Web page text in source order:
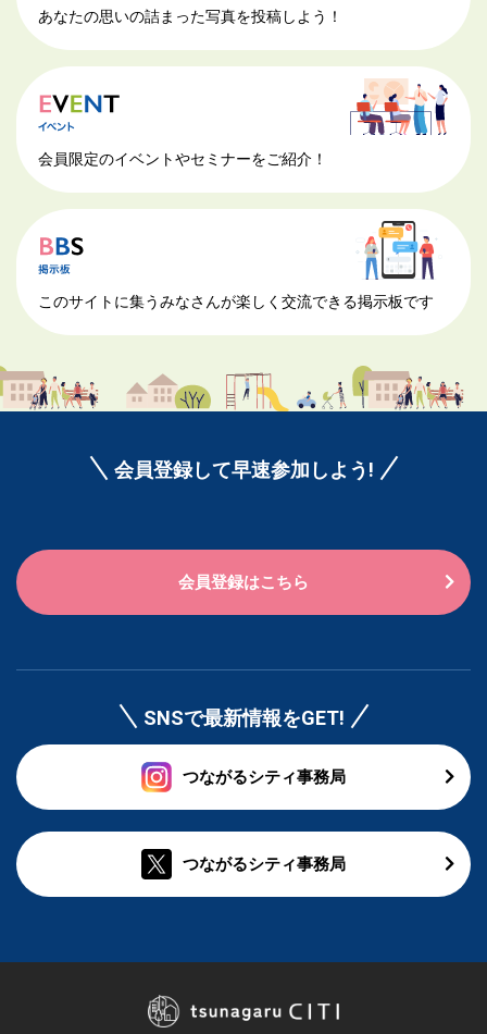
あなたの思いの詰まった写真を投稿しよう！
会員限定のイベントやセミナーをご紹介！
このサイトに集うみなさんが楽しく交流できる掲示板です
会員登録して早速参加しよう!
会員登録はこちら
SNSで最新情報をGET!
つながるシティ事務局
つながるシティ事務局